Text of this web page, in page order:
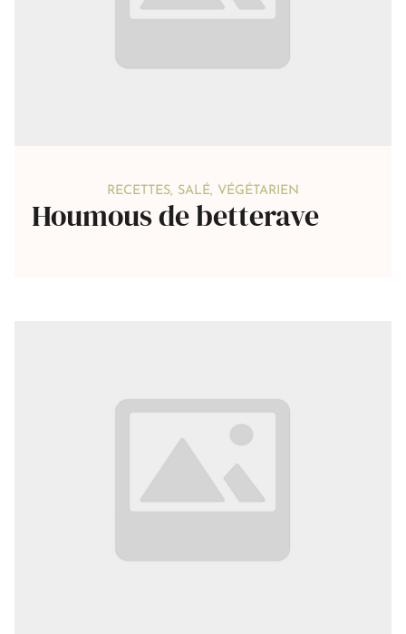
RECETTES, SALÉ, VÉGÉTARIEN
Houmous de betterave